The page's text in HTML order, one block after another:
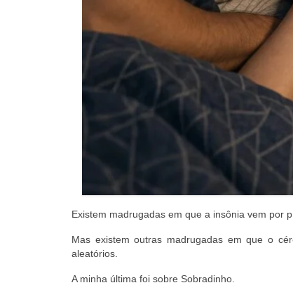
Existem madrugadas em que a insônia vem por
Mas existem outras madrugadas em que o
aleatórios.
A minha última foi sobre Sobradinho.